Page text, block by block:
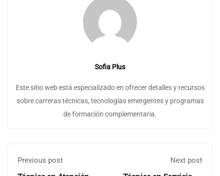
Sofia Plus
Este sitio web está especializado en ofrecer detalles y recursos
sobre carreras técnicas, tecnologías emergentes y programas
de formación complementaria.
Previous post Next post